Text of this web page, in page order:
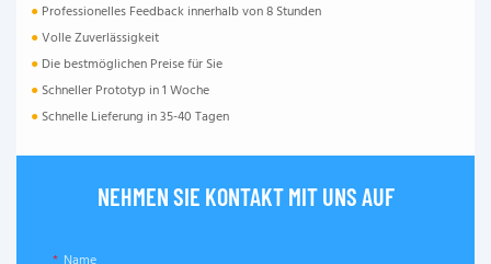
● Professionelles Feedback innerhalb von 8 Stunden
●Volle Zuverlässigkeit
● Die bestmöglichen Preise für Sie
● Schneller Prototyp in 1 Woche
● Schnelle Lieferung in 35-40 Tagen
NEHMEN SIE KONTAKT MIT UNS AUF